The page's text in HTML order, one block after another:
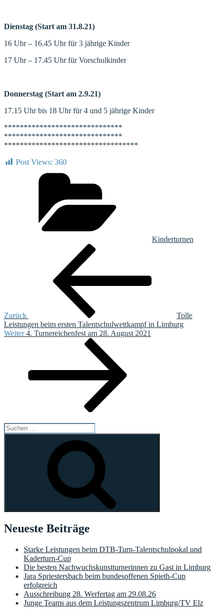
Dienstag (Start am 31.8.21)
16 Uhr – 16.45 Uhr für 3 jährige Kinder
17 Uhr – 17.45 Uhr für Vorschulkinder
Donnerstag (Start am 2.9.21)
17.15 Uhr bis 18 Uhr für 4 und 5 jährige Kinder
******************************
******************************
**********************************
Post Views: 360
Kinderturnen
Beitragsnavigation
Zurück
Tolle
Leistungen beim ersten Talentschulwettkampf in Limburg
Nächster
Weiter 4. Turnereichenfest am 28. August 2021
Suchen
nach:
Neueste Beiträge
Starke Leistungen beim DTB-Turn-Talentschulpokal und
Kaderturn-Cup
Die besten Nachwuchskunstturnerinnen zu Gast in Limburg
Jara Spriestersbach beim bundesoffenen Spieth-Cup
erfolgreich
Ausschreibung 28. Werfertag am 29.08.26
Junge Teams aus dem Leistungszentrum Limburg/TV Elz